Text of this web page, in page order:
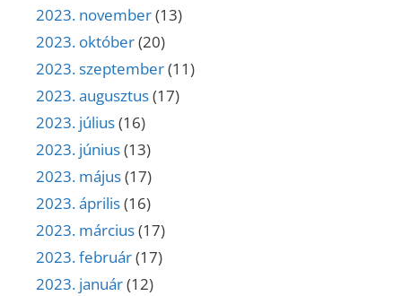
2023. november(13)
2023. október(20)
2023. szeptember(11)
2023. augusztus(17)
2023. július(16)
2023. június(13)
2023. május(17)
2023. április(16)
2023. március(17)
2023. február(17)
2023. január(12)